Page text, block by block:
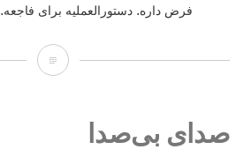
فرض داره. دستورالعملیه برای فاجعه.
بازنگری
صدای بی‌صدا